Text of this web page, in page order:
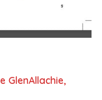
GlenAllachie,